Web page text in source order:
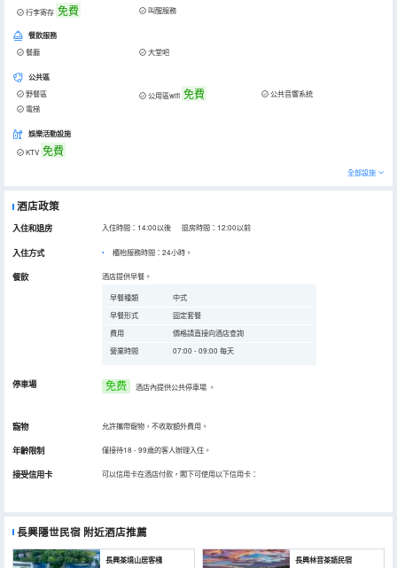
行李寄存 免費 叫醒服務
餐飲服務
餐廳 大堂吧
公共區
野餐區 公用區wifi 免費
公共音響系統
電梯
娛樂活動設施
KTV 免費
全部設施
酒店政策
入住和退房 入住時間：14:00以後 退房時間：12:00以前
入住方式 櫃枱服務時間：24小時。
餐飲 酒店提供早餐。
早餐種類
中式
早餐形式
固定套餐
費用
價格請直接向酒店查詢
營業時間
07:00 - 09:00 每天
停車場 免费 酒店內提供公共停車場 。
寵物 允許攜帶寵物，不收取額外費用。
年齡限制 僅接待18 - 99歲的客人辦理入住。
接受信用卡 可以信用卡在酒店付款，閣下可使用以下信用卡：
長興隱世民宿 附近酒店推薦
長興茶境山居客棧
長興林音茶語民宿